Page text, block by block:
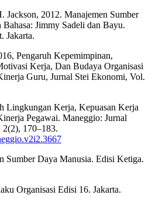
Jackson, 2012. Manajemen Sumber
Jimmy Sadeli dan Bayu.
Jakarta.
Pengaruh Kepemimpinan,
Kerja, Dan Budaya Organisasi
Guru, Jurnal Stei Ekonomi, Vol.
Lingkungan Kerja, Kepuasan Kerja
Pegawai. Maneggio: Jurnal
170–183.
Sumber Daya Manusia. Edisi Ketiga.
Organisasi Edisi 16. Jakarta.